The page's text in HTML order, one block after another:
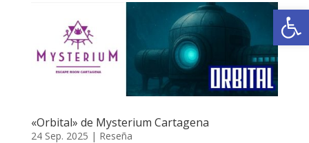
«Orbital» de Mysterium Cartagena
24 Sep. 2025 | Reseña